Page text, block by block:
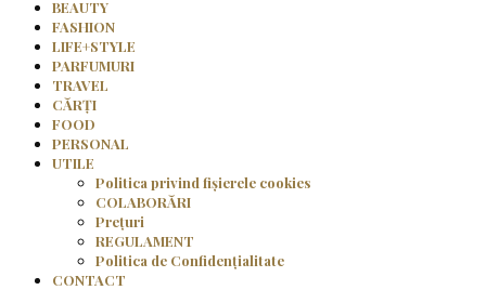
BEAUTY
FASHION
LIFE+STYLE
PARFUMURI
TRAVEL
CĂRȚI
FOOD
PERSONAL
UTILE
Politica privind fișierele cookies
COLABORĂRI
Prețuri
REGULAMENT
Politica de Confidențialitate
CONTACT